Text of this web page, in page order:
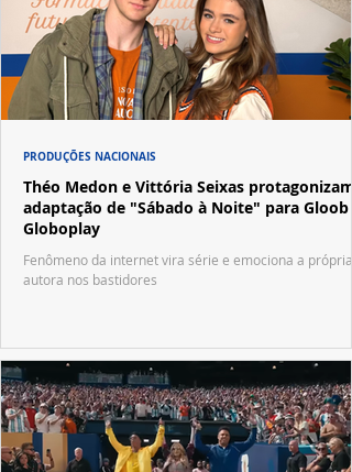
Théo Medon e Vittória Seixas protagonizam
adaptação de "Sábado à Noite" para Gloob e
Globoplay
Fenômeno da internet vira série e emociona a própria
autora nos bastidores
PRODUÇÕES NACIONAIS